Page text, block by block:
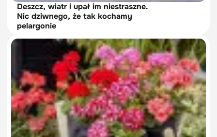
Deszcz, wiatr i upał im niestraszne.
Nic dziwnego, że tak kochamy
pelargonie